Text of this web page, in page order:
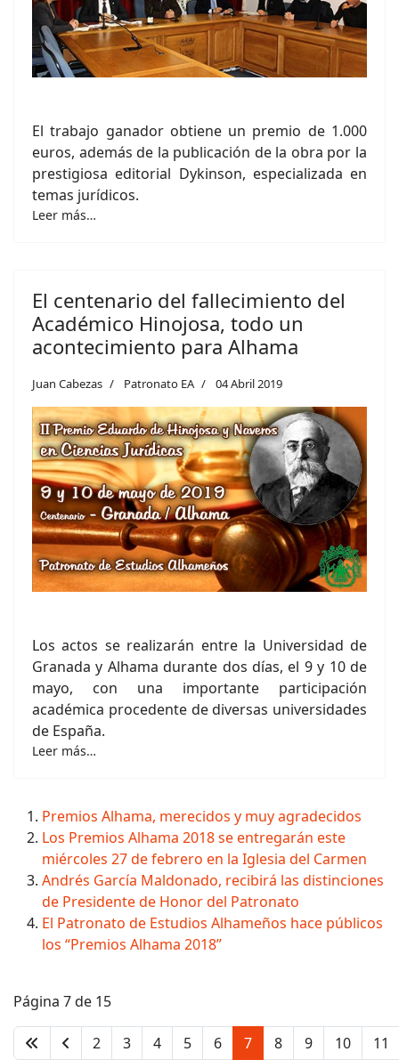
El trabajo ganador obtiene un premio de 1.000
euros, además de la publicación de la obra por la
prestigiosa editorial Dykinson, especializada en
temas jurídicos.
Leer más…
El centenario del fallecimiento del
Académico Hinojosa, todo un
acontecimiento para Alhama
Juan Cabezas Patronato EA 04 Abril 2019
Los actos se realizarán entre la Universidad de
Granada y Alhama durante dos días, el 9 y 10 de
mayo, con una importante participación
académica procedente de diversas universidades
de España.
Leer más…
Premios Alhama, merecidos y muy agradecidos
Los Premios Alhama 2018 se entregarán este
miércoles 27 de febrero en la Iglesia del Carmen
Andrés García Maldonado, recibirá las distinciones
de Presidente de Honor del Patronato
El Patronato de Estudios Alhameños hace públicos
los “Premios Alhama 2018”
Página 7 de 15
2 3 4 5 6 7 8 9 10 11